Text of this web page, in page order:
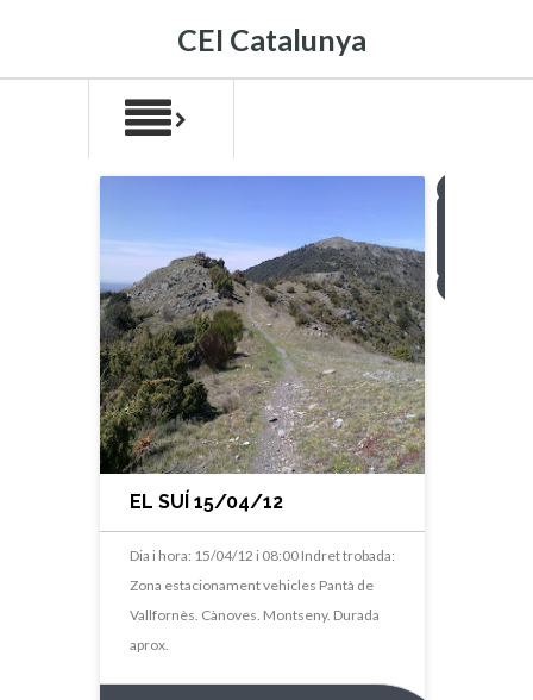
CEI Catalunya
EL SUÍ 15/04/12
Dia i hora: 15/04/12 i 08:00 Indret trobada:
Zona estacionament vehicles Pantà de
Vallfornès. Cànoves. Montseny. Durada
aprox.